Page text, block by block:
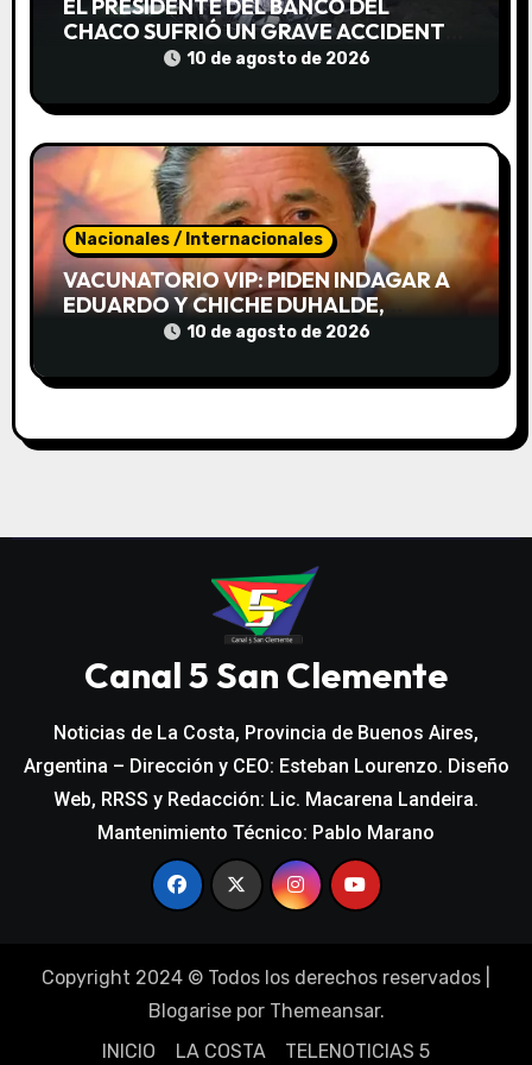
EL PRESIDENTE DEL BANCO DEL
CHACO SUFRIÓ UN GRAVE ACCIDENTE
Y PERMANECE INTERNADO
10 de agosto de 2026
Nacionales / Internacionales
VACUNATORIO VIP: PIDEN INDAGAR A
EDUARDO Y CHICHE DUHALDE,
VERBITSKY Y OTRAS 30 PERSONAS
10 de agosto de 2026
Canal 5 San Clemente
Noticias de La Costa, Provincia de Buenos Aires,
Argentina – Dirección y CEO: Esteban Lourenzo. Diseño
Web, RRSS y Redacción: Lic. Macarena Landeira.
Mantenimiento Técnico: Pablo Marano
Copyright 2024 © Todos los derechos reservados
Blogarisepor Themeansar.
INICIO
LA COSTA TELENOTICIAS 5